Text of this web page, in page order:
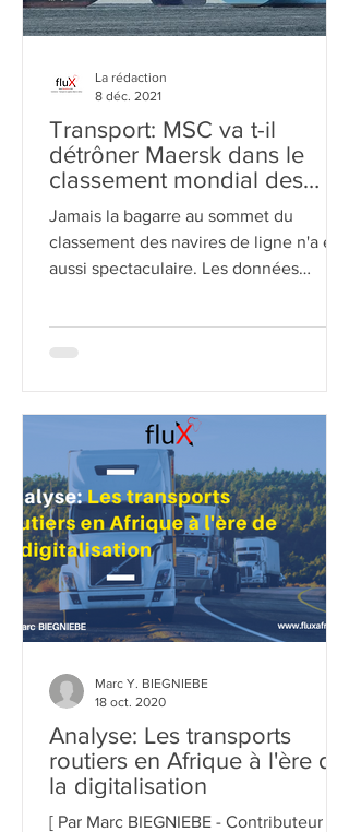
Transport: MSC va t-il
détrôner Maersk dans le
classement mondial des
compagnies maritimes ?
Jamais la bagarre au sommet du
classement des navires de ligne n'a été
d'Alphaliner montrent qu'il n
8 déc. 2021
Analyse: Les transports
routiers en Afrique à l'ère de
la digitalisation
18 oct. 2020